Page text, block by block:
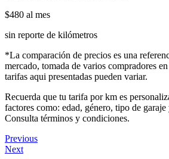
$480 al mes
sin reporte de kilómetros
*La comparación de precios es una
mercado, tomada de varios compradores
tarifas aqui presentadas pueden variar.
Recuerda que tu tarifa por km es
factores como: edad, género, tipo de
Consulta términos y condiciones.
Previous
Next